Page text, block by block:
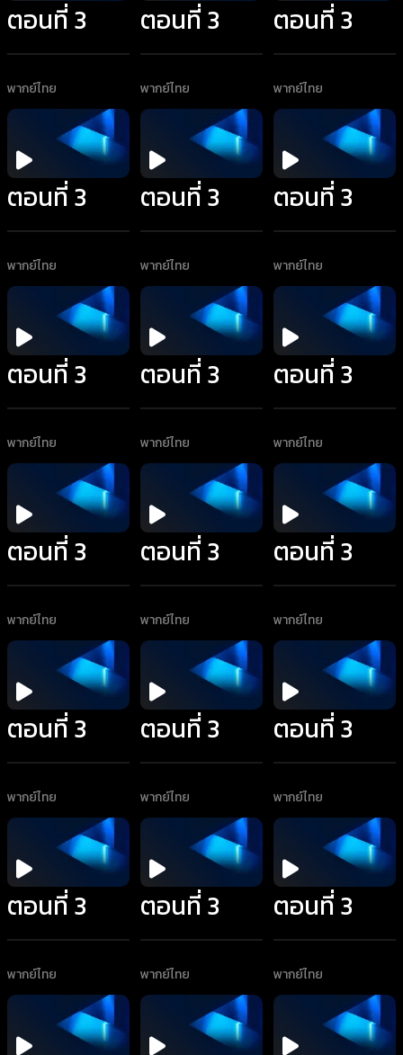
ตอนที่ 3
พากย์ไทย
ตอนที่ 3
พากย์ไทย
ตอนที่ 3
พากย์ไทย
ตอนที่ 3
พากย์ไทย
ตอนที่ 3
พากย์ไทย
ตอนที่ 3
พากย์ไทย
ตอนที่ 3
พากย์ไทย
ตอนที่ 3
พากย์ไทย
ตอนที่ 3
พากย์ไทย
ตอนที่ 3
พากย์ไทย
ตอนที่ 3
พากย์ไทย
ตอนที่ 3
พากย์ไทย
ตอนที่ 3
พากย์ไทย
ตอนที่ 3
พากย์ไทย
ตอนที่ 3
พากย์ไทย
ตอนที่ 3
พากย์ไทย
ตอนที่ 3
พากย์ไทย
ตอนที่ 3
พากย์ไทย